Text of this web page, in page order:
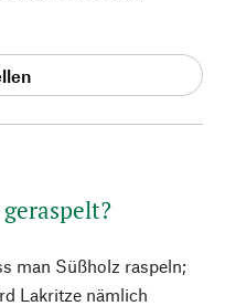
man Süßholz raspeln;
Lakritze nämlich